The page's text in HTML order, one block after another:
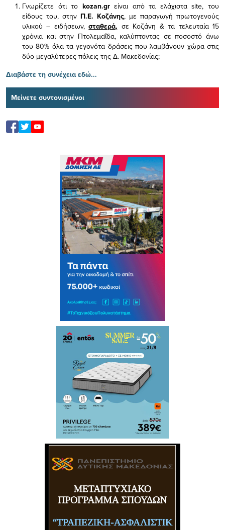
Γνωρίζετε ότι το kozan.gr είναι από τα ελάχισταsite, του
είδους του, στην Π.Ε. Κοζάνης, με παραγωγή πρωτογενούς
υλικού – ειδήσεων,σταθερά, σε Κοζάνη & τα τελευταία 15
χρόνια και στην Πτολεμαΐδα, καλύπτοντας σε ποσοστό άνω
του 80% όλα τα γεγονότα δράσεις που λαμβάνουν χώρα στις
δύο μεγαλύτερες πόλεις της Δ. Μακεδονίας;
Διαβάστε τη συνέχεια εδώ...
Μείνετε συντονισμένοι